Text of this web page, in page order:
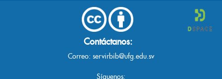
Contáctanos:
Correo: servirbib@ufg.edu.sv
Síguenos: